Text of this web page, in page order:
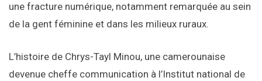
une fracture numérique, notamment remarquée au sein
de la gent féminine et dans les milieux ruraux.
L’histoire de Chrys-Tayl Minou, une camerounaise
devenue cheffe communication à l’Institut national de